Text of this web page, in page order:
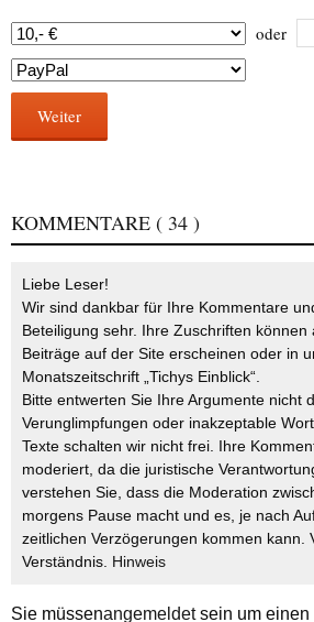
oder
Weiter
KOMMENTARE ( 34 )
Liebe Leser!
Wir sind dankbar für Ihre Kommentare
Beteiligung sehr. Ihre Zuschriften können
Beiträge auf der Site erscheinen oder in
Monatszeitschrift „Tichys Einblick“.
Bitte entwerten Sie Ihre Argumente nicht
Verunglimpfungen oder inakzeptable
Texte schalten wir nicht frei. Ihre
moderiert, da die juristische
verstehen Sie, dass die Moderation
morgens Pause macht und es, je nach
zeitlichen Verzögerungen kommen kann.
Verständnis. Hinweis
Sie müssenangemeldetsein um einen